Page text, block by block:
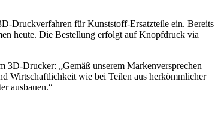
Druckverfahren für Kunststoff-Ersatzteile ein. Bereits
heute. Die Bestellung erfolgt auf Knopfdruck via
Drucker: „Gemäß unserem Markenversprechen
Wirtschaftlichkeit wie bei Teilen aus herkömmlicher
ausbauen.“